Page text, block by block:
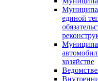
единой
хозяйстве